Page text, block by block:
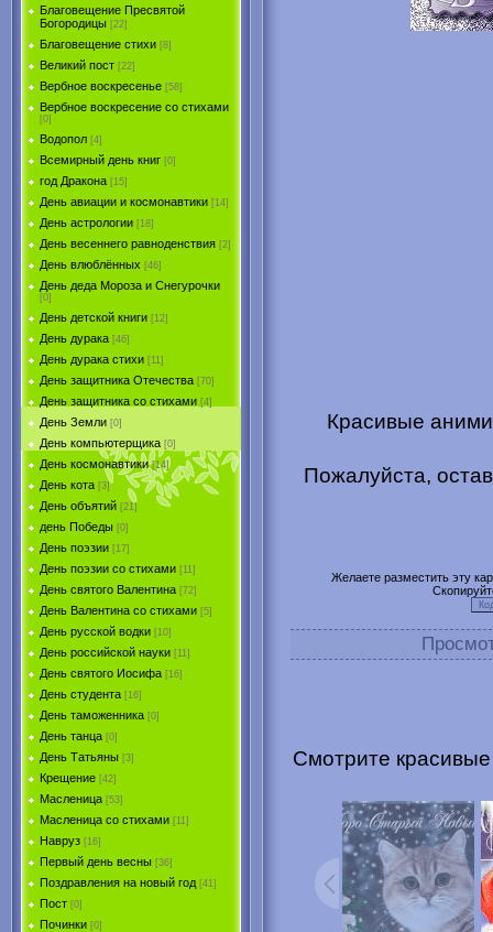
Благовещение Пресвятой
Богородицы [22]
Благовещение стихи [8]
Великий пост [22]
Вербное воскресенье [58]
Вербное воскресение со стихами
[0]
Водопол [4]
Всемирный день книг [0]
год Дракона [15]
День авиации и космонавтики [14]
День астрологии [18]
День весеннего равноденствия [2]
День влюблённых [46]
День деда Мороза и Снегурочки
[0]
День детской книги [12]
День дурака [46]
День дурака стихи [11]
День защитника Отечества [70]
День защитника со стихами [4]
День Земли [0]
День компьютерщика [0]
День космонавтики [14]
День кота [3]
День объятий [21]
день Победы [0]
День поэзии [17]
День поэзии со стихами [11]
День святого Валентина [72]
День Валентина со стихами [5]
День русской водки [10]
День российской науки [11]
День святого Иосифа [16]
День студента [16]
День таможенника [0]
День танца [0]
День Татьяны [3]
Крещение [42]
Масленица [53]
Масленица со стихами [11]
Навруз [16]
Первый день весны [36]
Поздравления на новый год [41]
Пост [0]
Починки [0]
Красивые
Пожалуйста,
Желаете разместить эту
Смотрите